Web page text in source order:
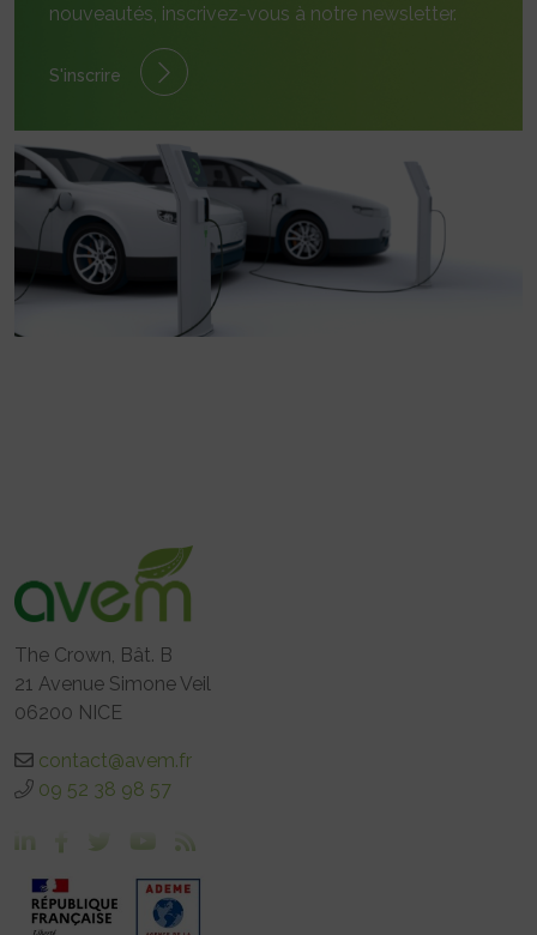
nouveautés, inscrivez-vous à notre newsletter.
S'inscrire
The Crown, Bât. B
21 Avenue Simone Veil
06200 NICE
contact@avem.fr
09 52 38 98 57